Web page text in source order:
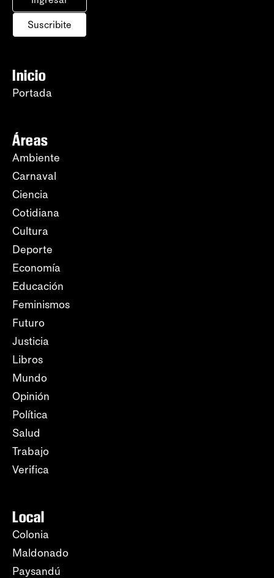
Suscribite
Inicio
Portada
Áreas
Ambiente
Carnaval
Ciencia
Cotidiana
Cultura
Deporte
Economía
Educación
Feminismos
Futuro
Justicia
Libros
Mundo
Opinión
Política
Salud
Trabajo
Verifica
Local
Colonia
Maldonado
Paysandú